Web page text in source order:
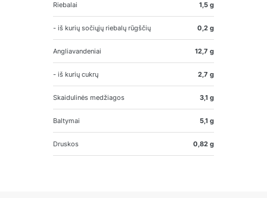
Riebalai 1,5 g
- iš kurių sočiųjų riebalų rūgščių 0,2 g
Angliavandeniai 12,7 g
- iš kurių cukrų 2,7 g
Skaidulinės medžiagos 3,1 g
Baltymai 5,1 g
Druskos 0,82 g